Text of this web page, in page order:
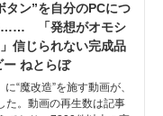
タン”を自分のPCにつ
…… 「発想がオモシ
信じられない完成品
ねとらぼ
“魔改造”を施す動画が、
た。動画の再生数は記事